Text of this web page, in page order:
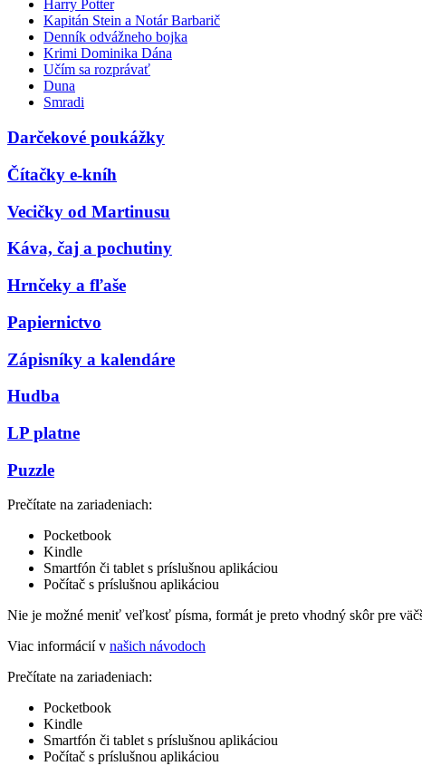
Harry Potter
Kapitán Stein a Notár Barbarič
Denník odvážneho bojka
Krimi Dominika Dána
Učím sa rozprávať
Duna
Smradi
Darčekové poukážky
Čítačky e-kníh
Vecičky od Martinusu
Káva, čaj a pochutiny
Hrnčeky a fľaše
Papiernictvo
Zápisníky a kalendáre
Hudba
LP platne
Puzzle
Prečítate na zariadeniach:
Pocketbook
Kindle
Smartfón či tablet s príslušnou aplikáciou
Počítač s príslušnou aplikáciou
Nie je možné meniť veľkosť písma, formát je preto vhodný skôr pre
Viac informácií v našich návodoch
Prečítate na zariadeniach:
Pocketbook
Kindle
Smartfón či tablet s príslušnou aplikáciou
Počítač s príslušnou aplikáciou